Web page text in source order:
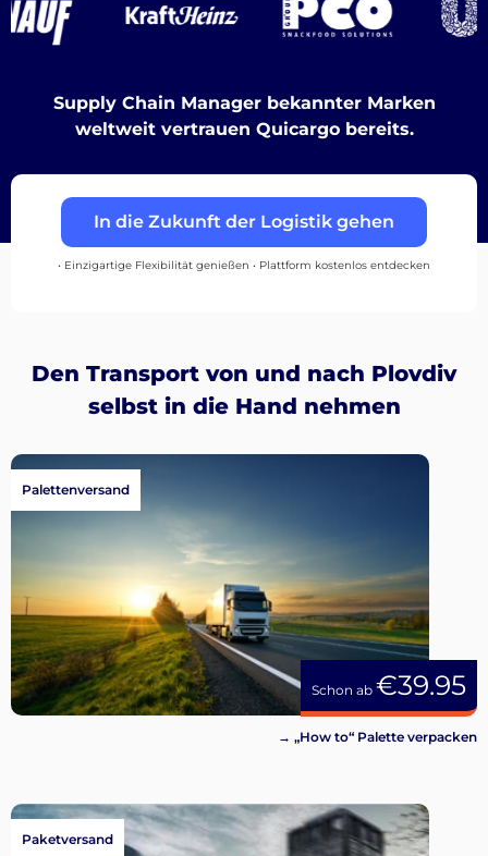
Einloggen
Registrieren
Supply Chain Manager bekannter Marken
weltweit vertrauen Quicargo bereits.
In die Zukunft der Logistik gehen
• Einzigartige Flexibilität genießen • Plattform kostenlos entdecken
Den Transport von und nach Plovdiv
selbst in die Hand nehmen
Schon ab €39.95
Palettenversand
→ „How to“ Palette verpacken
Paketversand